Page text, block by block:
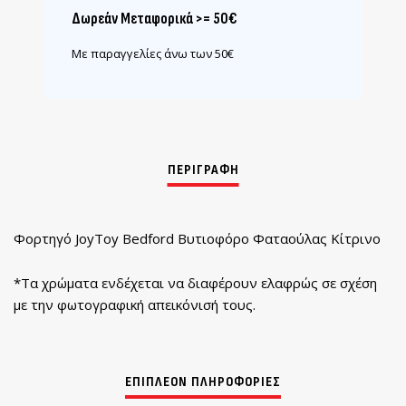
Δωρεάν Μεταφορικά >= 50€
Με παραγγελίες άνω των 50€
Φορτηγό JoyToy Bedford Βυτιοφόρο Φαταούλας Κίτρινο
*Τα χρώματα ενδέχεται να διαφέρουν ελαφρώς σε σχέση
με την φωτογραφική απεικόνισή τους.